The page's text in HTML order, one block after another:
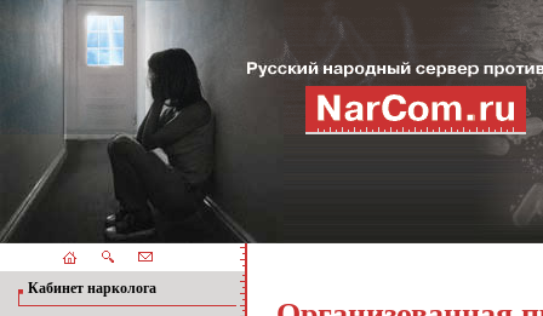
Кабинет нарколога